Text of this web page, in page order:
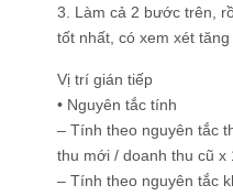
3. Làm cả 2 bước trên,
tốt nhất, có xem xét
Vị trí gián tiếp
• Nguyên tắc tính
– Tính theo nguyên tắc
thu mới / doanh thu cũ x
– Tính theo nguyên tắc